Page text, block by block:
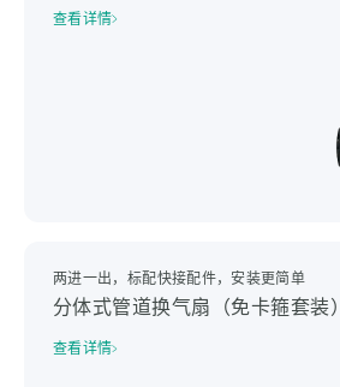
查看详情
两进一出，标配快接配件，安装更简单
分体式管道换气扇（免卡箍套装）
查看详情